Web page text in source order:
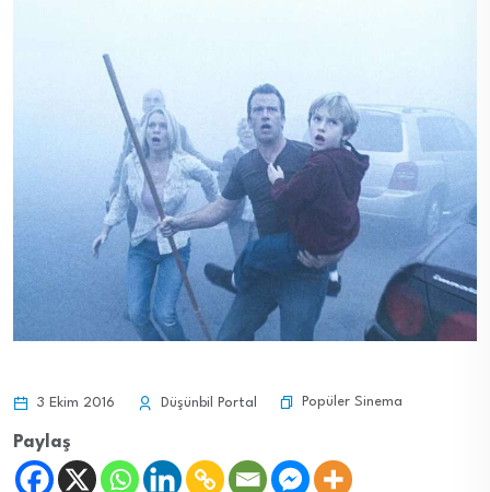
3 Ekim 2016 Düşünbil Portal Popüler Sinema
Paylaş